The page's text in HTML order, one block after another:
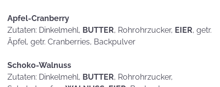
Apfel-Cranberry
Zutaten: Dinkelmehl, BUTTER, Rohrohrzucker, EIER, getr.
Äpfel, getr. Cranberries, Backpulver
Schoko-Walnuss
Zutaten: Dinkelmehl, BUTTER, Rohrohrzucker,